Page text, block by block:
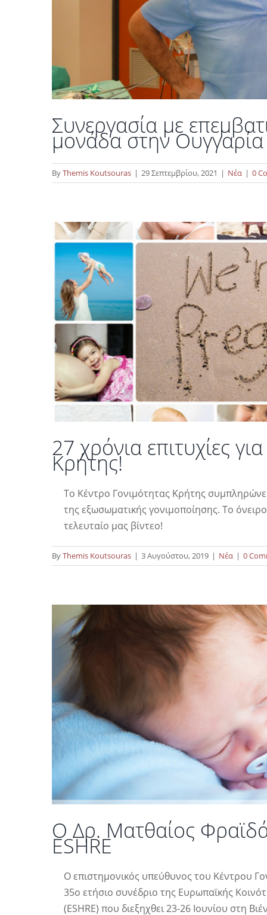
Συνεργασία με
μονάδα στην Ουγγαρία
ByThemis Koutsouras | 29 Σεπτεμβρίου, 2021 | Νέα | 0
27 χρόνια
27 χρόνια επιτυχίες
Κρήτης!
Το Κέντρο Γονιμότητας Κρήτης
της εξωσωματικής γονιμοποίησης. Το
τελευταίο μας βίντεο!
ByThemis Koutsouras | 3 Αυγούστου, 2019 | Νέα | 0
Ο Δρ. Ματθαίος
Ο Δρ. Ματθαίος
ESHRE
O επιστημονικός υπεύθυνος του Κέντρου
35ο ετήσιο συνέδριο της Ευρωπαϊκής
(ESHRE) που διεξηχθει 23-26 Ιουνίου στη